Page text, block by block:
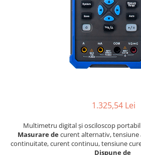
1.325,54 Lei
Multimetru digital și osciloscop portabil
Masurare decurent alternativ, tensiune
continuitate, curent continuu, tensiune
Dispune de